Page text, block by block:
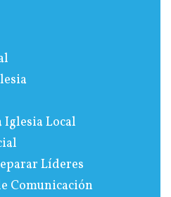
Iglesia Local
Líderes
Comunicación